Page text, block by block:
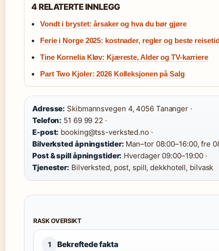
4 RELATERTE INNLEGG
Vondt i brystet: årsaker og hva du bør gjøre
Ferie i Norge 2025: kostnader, regler og beste
Tine Kornelia Kløv: Kjæreste, Alder og TV-karriere
Part Two Kjoler: 2026 Kolleksjonen på Salg
Adresse: Skibmannsvegen 4, 4056 Tananger ·
Telefon: 51 69 99 22 ·
E-post: booking@tss-verksted.no ·
Bilverksted åpningstider: Man–tor 08:00–16:00, fre
Post & spill åpningstider: Hverdager 09:00–19:00 ·
Tjenester: Bilverksted, post, spill, dekkhotell, bilvask
RASK OVERSIKT
1 Bekreftede fakta